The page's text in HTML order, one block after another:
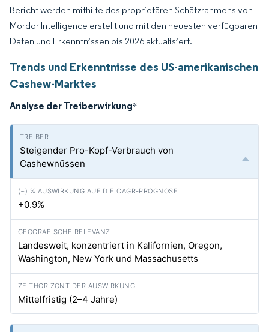
Bericht werden mithilfe des proprietären Schätzrahmens von
Mordor Intelligence erstellt und mit den neuesten verfügbaren
Daten und Erkenntnissen bis 2026 aktualisiert.
Trends und Erkenntnisse des US-amerikanischen
Cashew-Marktes
Analyse der Treiberwirkung*
Steigender Pro-Kopf-Verbrauch von
Cashewnüssen
+0.9%
Landesweit, konzentriert in Kalifornien, Oregon,
Washington, New York und Massachusetts
Mittelfristig (2–4 Jahre)